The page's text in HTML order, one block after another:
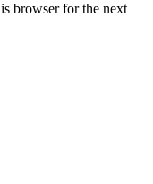
browser for the next